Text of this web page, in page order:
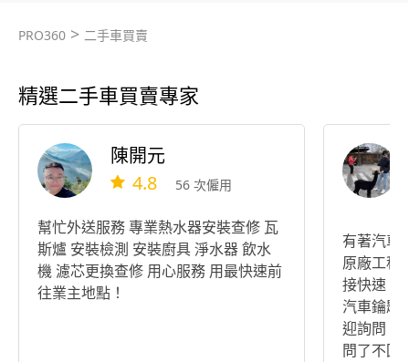
PRO360 > 二手車買賣
精選二手車買賣專家
陳開元
4.8 56 次僱用
幫忙外送服務 專業熱水器安裝查修 瓦
斯爐 安裝檢測 安裝廚具 淨水器 飲水
機 濾芯更換查修 用心服務 用最快速前
往業主地點！
有著汽車
原廠工程
接快速 沒
汽車鑰匙
迎詢問！ 大家要便宜可以談 麻煩不要
問了不回